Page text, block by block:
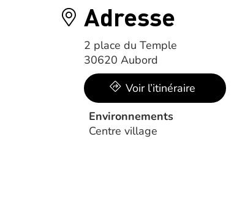
Adresse
2 place du Temple
30620 Aubord
Voir l’itinéraire
Environnements
Centre village